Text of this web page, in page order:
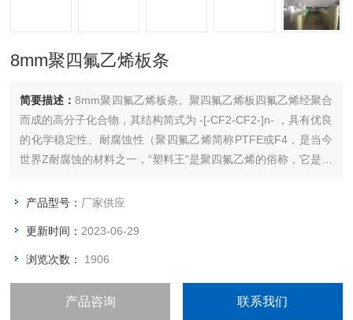
8mm聚四氟乙烯板条
简要描述：8mm聚四氟乙烯板条。聚四氟乙烯板四氟乙烯经聚合
而成的高分子化合物，其结构简式为 -[-CF2-CF2-]n- ，具有优良
的化学稳定性、耐腐蚀性（聚四氟乙烯简称PTFE或F4，是当今
世界Z耐腐蚀的材料之一，“塑料王"是聚四氟乙烯的俗称，它是一
产品型号： 厂家供应
更新时间： 2023-06-29
浏览次数： 1906
产品咨询 联系我们